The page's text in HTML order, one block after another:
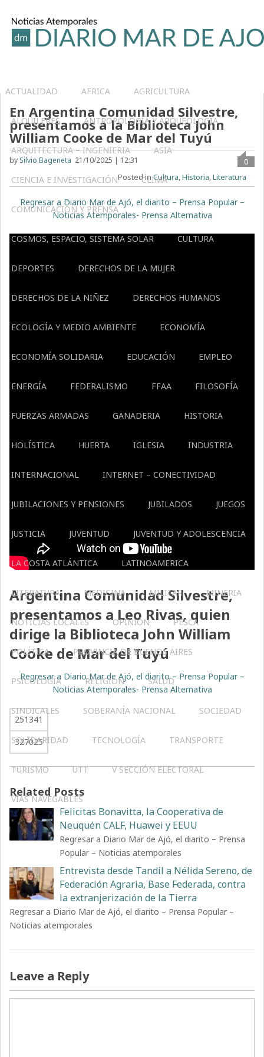
ACTUALIDAD AFRICA AGRICULTURA
ALQUILERES ANTROPOLOGÍA Y ARQUEOLOGÍA
ARQUITECTURA – INGENIERIA ASIA
CIENCIA E INVESTIGACIÓN CLIMA
COMUNICACIÓN Y PRENSA
COSMOS, ESPACIO, SISTEMA SOLAR CULTURA
DEPORTES DERECHOS DE LA MUJER
DERECHOS DE LA NIÑEZ DERECHOS HUMANOS
ECOLOGÍA Y MEDIO AMBIENTE ECONOMÍA
ECONOMÍA SOLIDARIA EDUCACIÓN EMPLEO
ENERGÍA FEDERALISMO FFAA FILOSOFÍA
FUERZAS ARMADAS GANADERIA HISTORIA
HOLÍSTICA HUERTA IGLESIA INDUSTRIA
INTERNACIONAL INTERNET – CONECTIVIDAD
JUBILACIONES Y PENSIONES JUBILADOS JUEGOS
JUSTICIA JUVENTUD JUVENTUD Y ADOLESCENCIA
LA COSTA ATLÁNTICA LATINOAMERICA
LITERATURA MEDICINA MILITAR MINERIA
NOTICIAS LOCALES OPINIÓN PESCA
POLÍTICA PROVINCIA DE BUENOS AIRES
PSICOLOGÍA RELIGIÓN SALUD
SINDICALES SOBERANÍA NACIONAL SOCIEDAD
SOLIDARIDAD TECNOLOGÍA TRANSPORTE
TURISMO UTT V SECCIÓN ELECTORAL
VÍAS NAVEGABLES
En Argentina Comunidad Silvestre,
presentamos a la Biblioteca John
William Cooke de Mar del Tuyú
by Silvio Bageneta 21/10/2025 | 12:31
0
Posted inCultura,Historia,Literatura
Regresar a Diario Mar de Ajó, el diarito – Prensa Popular –
Noticias Atemporales- Prensa Alternativa
Argentina Comunidad Silvestre,
presentamos a Leo Rivas, quien
dirige la Biblioteca John William
Cooke de Mar del Tuyú
Regresar a Diario Mar de Ajó, el diarito – Prensa Popular –
Noticias Atemporales- Prensa Alternativa
251341
327025
Related Posts
Felicitas Bonavitta, la Cooperativa de
Neuquén CALF, Huawei y EEUU
Regresar a Diario Mar de Ajó, el diarito – Prensa
Popular – Noticias atemporales
Entrevista desde Tandil a Nélida Sereno, de
Federación Agraria, Base Federada, contra
la extranjerización de la Tierra
Regresar a Diario Mar de Ajó, el diarito – Prensa Popular –
Noticias atemporales
Leave a Reply